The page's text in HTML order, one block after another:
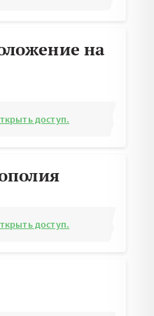
на
доступ.
доступ.